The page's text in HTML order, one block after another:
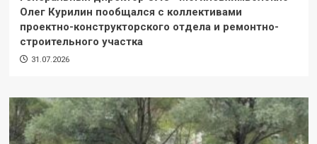
Олег Курилин пообщался с коллективами
проектно-конструкторского отдела и ремонтно-
строительного участка
31.07.2026